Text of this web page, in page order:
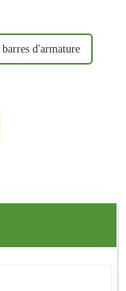
barres d'armature